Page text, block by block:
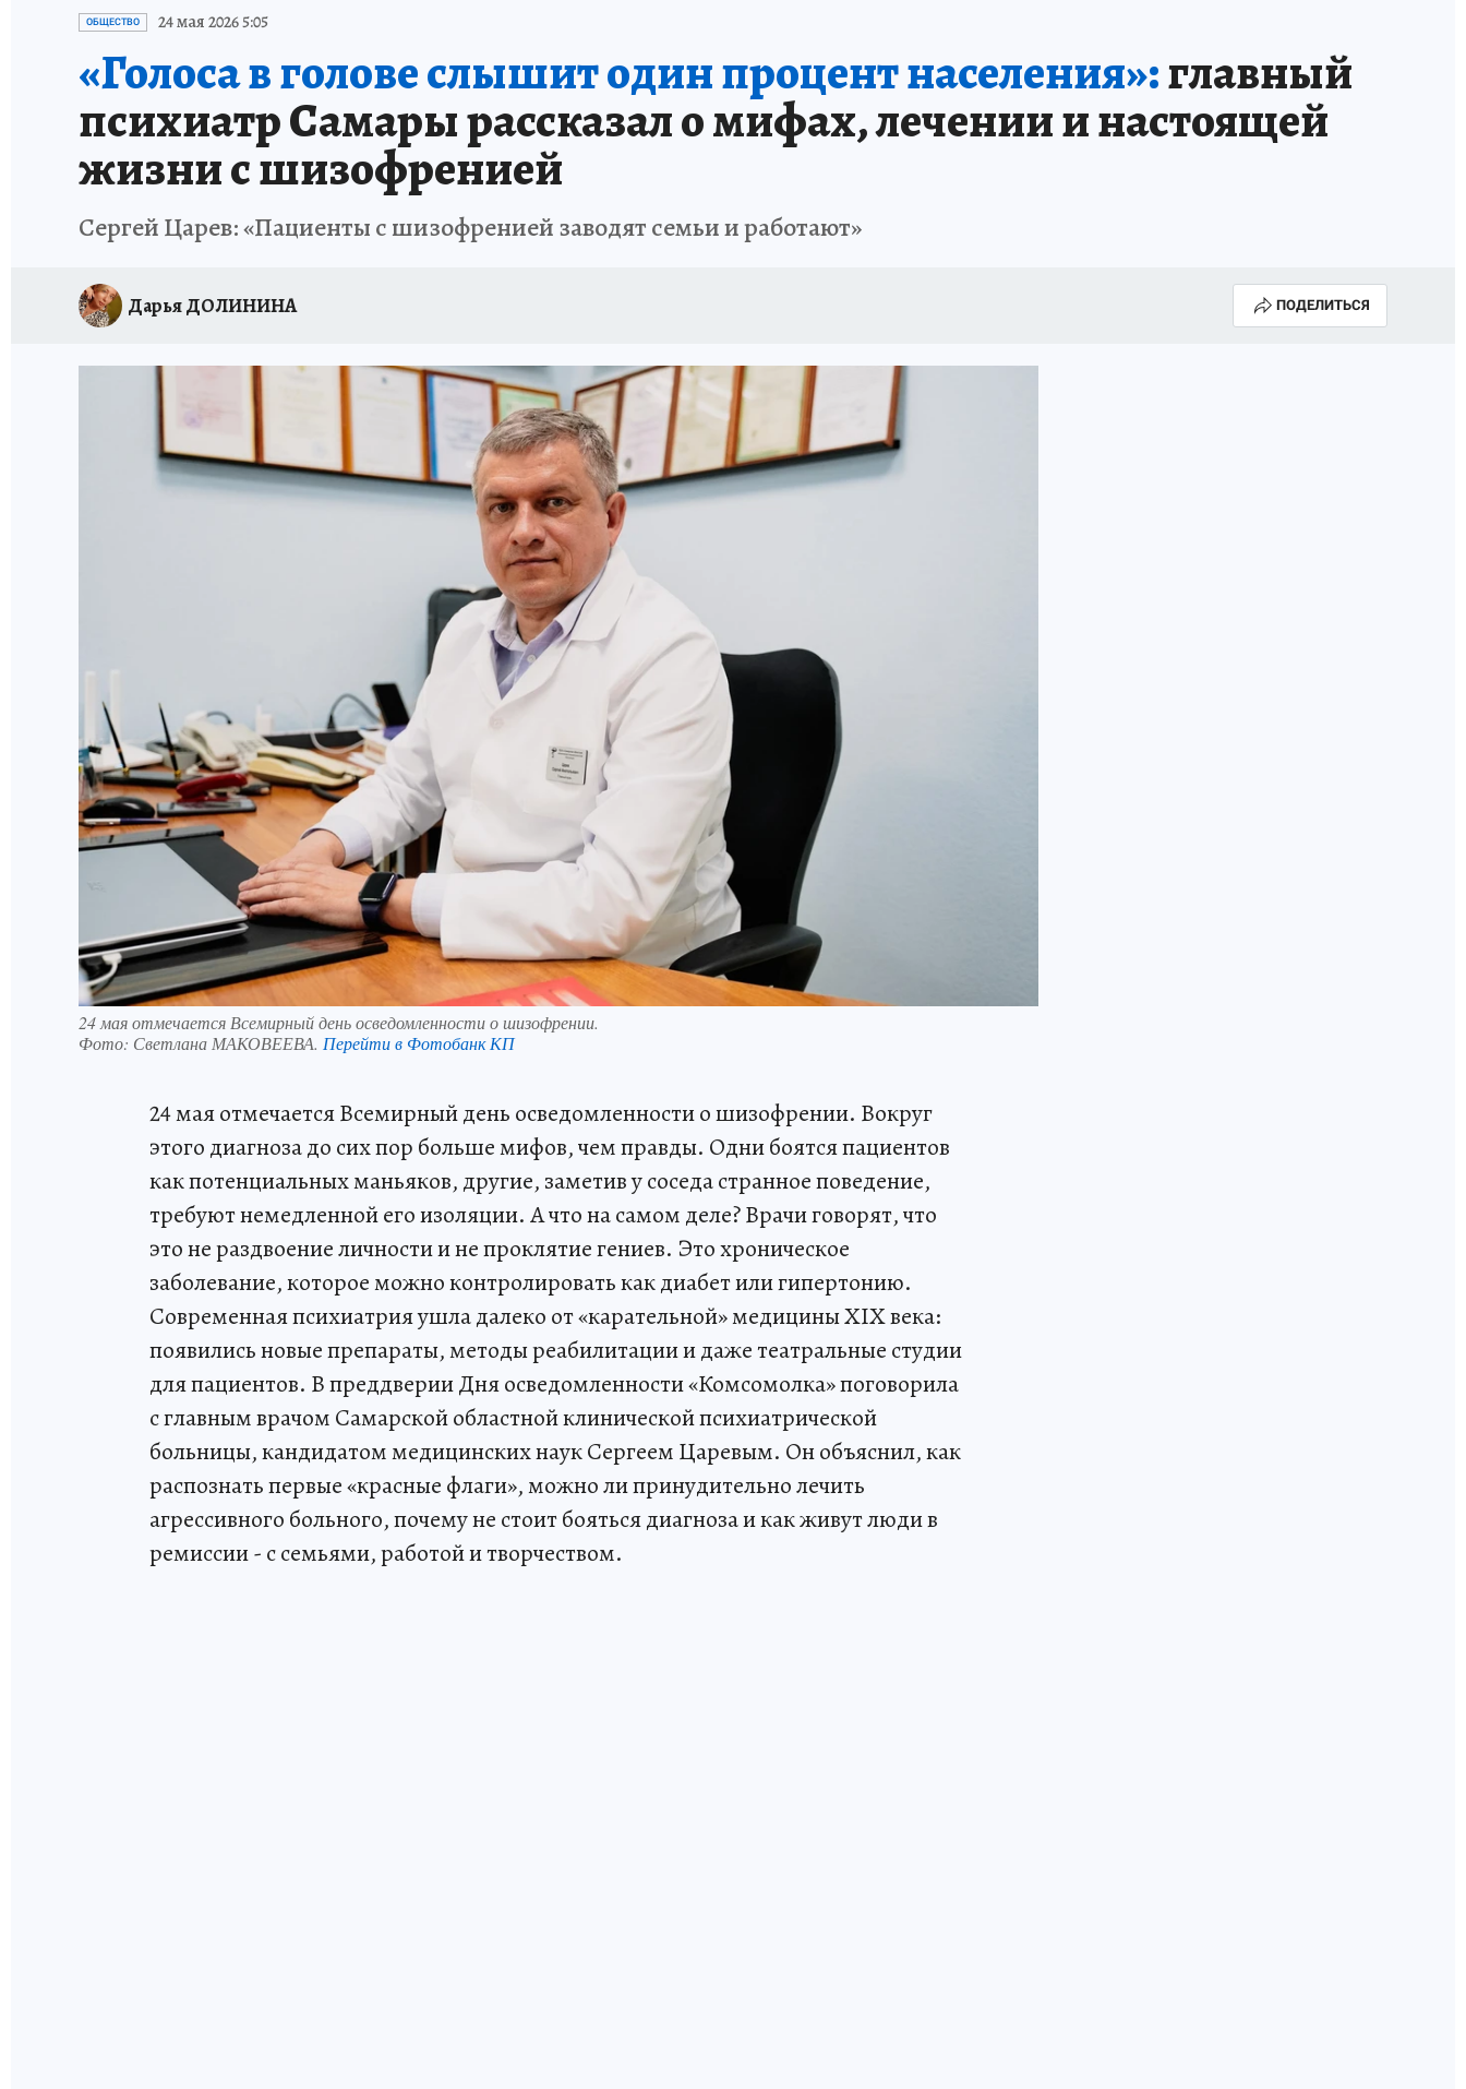
НАДЕЖНЫЕ РАБОТОДАТЕЛИ
НОВЫЙ ГОД В САМАРЕ КП В МАХ #ПОМОГАЕМВМЕСТЕ ДЕНЬ ГОРОДА В САМАРЕ 2025 ШТОРМ В САМАРЕ 20 МАЯ ДЕНЬ ПОБЕДЫ В САМАРЕ 2025
КУЙБЫШЕВ - ФРОНТУ ИТОГИ ГОДА-2024 КЛИНИКА ГОДА - 2024 НОВЫЙ ГОД В САМАРЕ 2025 ОТДЫХ В РОССИИ #ЭКОРАВНОВЕСИЕ
ЗАПОВЕДНАЯ РОССИЯ СЧАСТЬЕ В СЕМЬЕ ПРОИСШЕСТВИЯ
ОБЩЕСТВО 24 мая 2026 5:05
«Голоса в голове слышит один процент населения»:главный
психиатр Самары рассказал о мифах, лечении и настоящей
жизни с шизофренией
Сергей Царев: «Пациенты с шизофренией заводят семьи и работают»
Дарья ДОЛИНИНА ПОДЕЛИТЬСЯ
24 мая отмечается Всемирный день осведомленности о шизофрении.
Фото: Светлана МАКОВЕЕВА. Перейти в Фотобанк КП
24 мая отмечается Всемирный день осведомленности о шизофрении. Вокруг
этого диагноза до сих пор больше мифов, чем правды. Одни боятся пациентов
как потенциальных маньяков, другие, заметив у соседа странное поведение,
требуют немедленной его изоляции. А что на самом деле? Врачи говорят, что
это не раздвоение личности и не проклятие гениев. Это хроническое
заболевание, которое можно контролировать как диабет или гипертонию.
Современная психиатрия ушла далеко от «карательной» медицины XIX века:
появились новые препараты, методы реабилитации и даже театральные студии
для пациентов. В преддверии Дня осведомленности «Комсомолка» поговорила
с главным врачом Самарской областной клинической психиатрической
больницы, кандидатом медицинских наук Сергеем Царевым. Он объяснил, как
распознать первые «красные флаги», можно ли принудительно лечить
агрессивного больного, почему не стоит бояться диагноза и как живут люди в
ремиссии - с семьями, работой и творчеством.